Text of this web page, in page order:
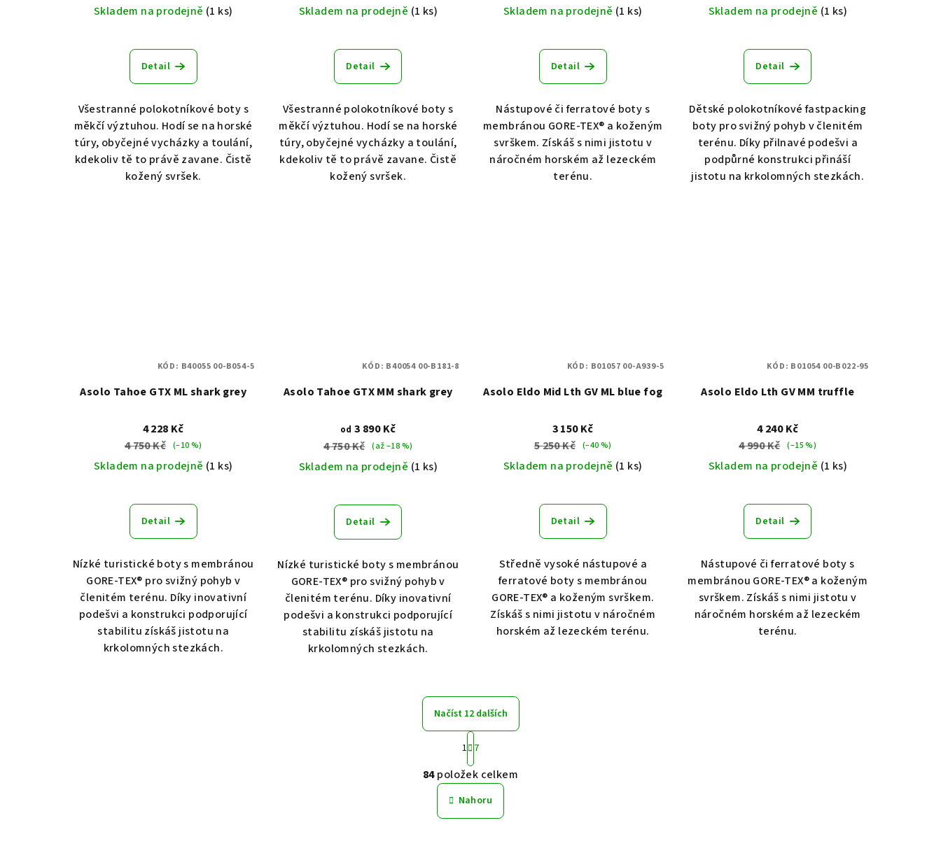
Skladem na prodejně (1 ks)
Detail
Všestranné polokotníkové boty s
měkčí výztuhou. Hodí se na horské
túry, obyčejné vycházky a toulání,
kdekoliv tě to právě zavane. Čistě
kožený svršek.
Skladem na prodejně (1 ks)
Detail
Všestranné polokotníkové boty s
měkčí výztuhou. Hodí se na horské
túry, obyčejné vycházky a toulání,
kdekoliv tě to právě zavane. Čistě
kožený svršek.
Skladem na prodejně (1 ks)
Detail
Nástupové či ferratové boty s
membránou GORE-TEX® a koženým
svrškem. Získáš s nimi jistotu v
náročném horském až lezeckém
terénu.
Skladem na prodejně (1 ks)
Detail
Dětské polokotníkové fastpacking
boty pro svižný pohyb v členitém
terénu. Díky přilnavé podešvi a
podpůrné konstrukci přináší
jistotu na krkolomných stezkách.
Asolo Tahoe GTX ML shark grey
4 228 Kč
4 750 Kč (–10 %)
Skladem na prodejně (1 ks)
Detail
Nízké turistické boty s membránou
GORE-TEX® pro svižný pohyb v
členitém terénu. Díky inovativní
podešvi a konstrukci podporující
stabilitu získáš jistotu na
krkolomných stezkách.
KÓD: B40055 00-B054-5
Asolo Tahoe GTX MM shark grey
od 3 890 Kč
4 750 Kč (až –18 %)
Skladem na prodejně (1 ks)
Detail
Nízké turistické boty s membránou
GORE-TEX® pro svižný pohyb v
členitém terénu. Díky inovativní
podešvi a konstrukci podporující
stabilitu získáš jistotu na
krkolomných stezkách.
KÓD: B40054 00-B181-8
Asolo Eldo Mid Lth GV ML blue fog
3 150 Kč
5 250 Kč (–40 %)
Skladem na prodejně (1 ks)
Detail
Středně vysoké nástupové a
ferratové boty s membránou
GORE-TEX® a koženým svrškem.
Získáš s nimi jistotu v náročném
horském až lezeckém terénu.
KÓD: B01057 00-A939-5
Asolo Eldo Lth GV MM truffle
4 240 Kč
4 990 Kč (–15 %)
Skladem na prodejně (1 ks)
Detail
Nástupové či ferratové boty s
membránou GORE-TEX® a koženým
svrškem. Získáš s nimi jistotu v
náročném horském až lezeckém
terénu.
KÓD: B01054 00-B022-95
O
v
l
á
Načíst 12 dalších
S
t
r
á
n
k
1 7
84položek celkem
Nahoru